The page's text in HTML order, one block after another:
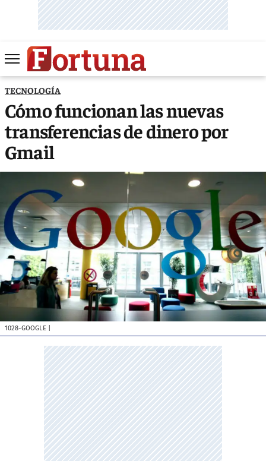
TECNOLOGÍA
Cómo funcionan las nuevas
transferencias de dinero por
Gmail
1028-GOOGLE